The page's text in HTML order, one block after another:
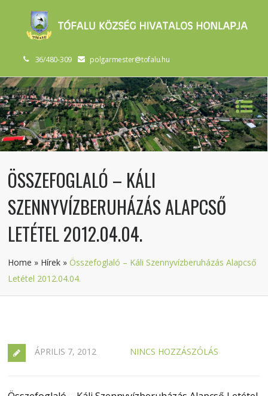
36/480-309 polgarmester@tofalu.hu
ÖSSZEFOGLALÓ – KÁLI
SZENNYVÍZBERUHÁZÁS ALAPCSŐ
LETÉTEL 2012.04.04.
Home » Hírek » Összefoglaló – Káli Szennyvízberuházás Alapcső
Letétel 2012.04.04.
ÁPRILIS 7, 2012 NINCS HOZZÁSZÓLÁS